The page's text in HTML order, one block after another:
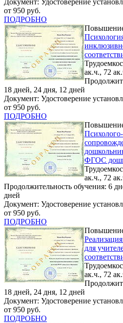
от 950 руб.
ПОДРОБНО
ак.ч., 72
18 дней, 24 дня, 12 дней
Документ: Удостоверение
от 950 руб.
ПОДРОБНО
ФГОС
ак.ч., 72
Продолжительность обучения: 6
дней
Документ: Удостоверение
от 950 руб.
ПОДРОБНО
для
ак.ч., 72
18 дней, 24 дня, 12 дней
Документ: Удостоверение
от 950 руб.
ПОДРОБНО